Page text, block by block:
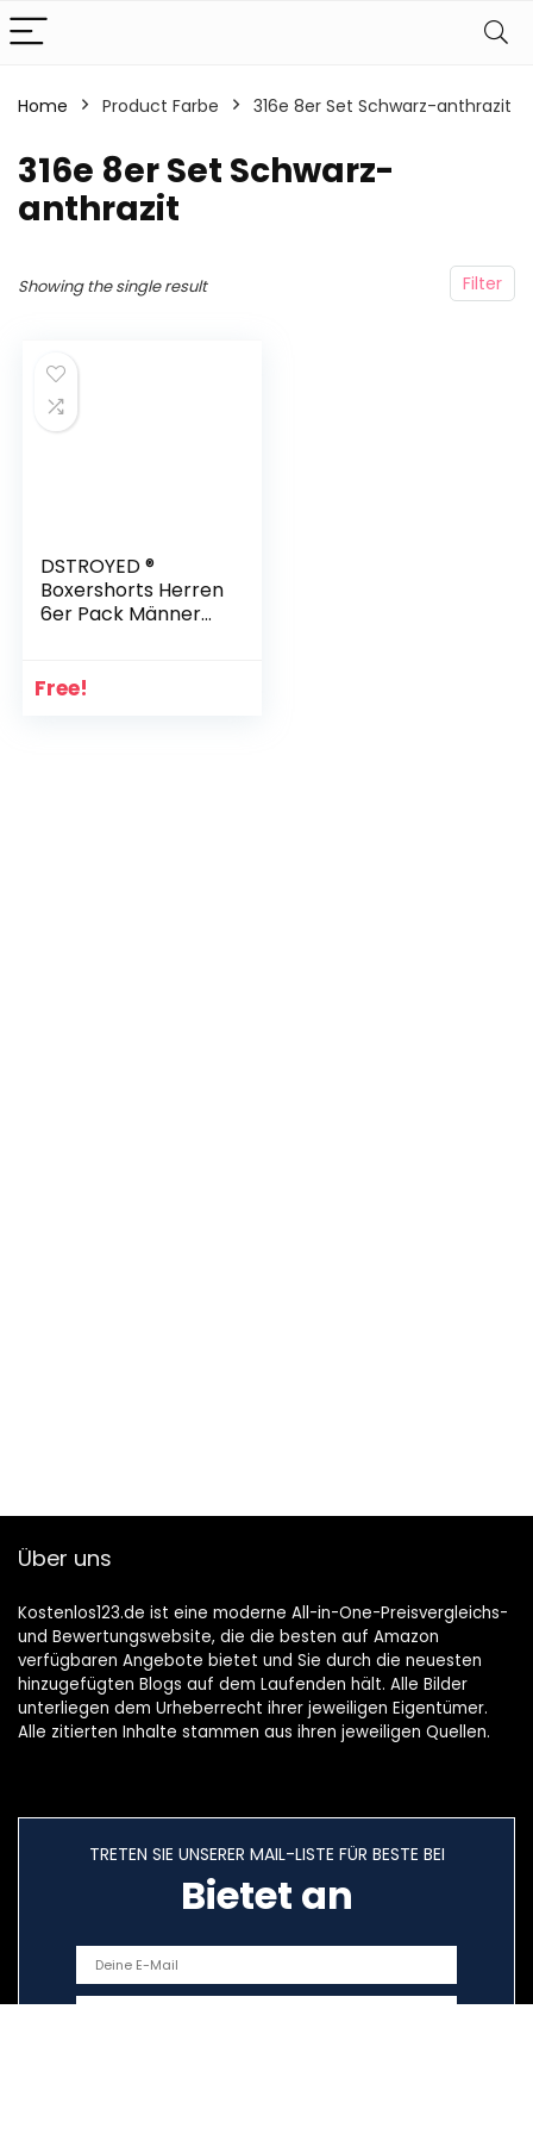
Home Product Farbe 316e 8er Set Schwarz-anthrazit
316e 8er Set Schwarz-
anthrazit
Filter
Showing the single result
DSTROYED ®
Boxershorts Herren
6er Pack Männer
Retroshorts 606
Free!
Über uns
Kostenlos123.de ist eine moderne All-in-One-Preisvergleichs-
und Bewertungswebsite, die die besten auf Amazon
verfügbaren Angebote bietet und Sie durch die neuesten
hinzugefügten Blogs auf dem Laufenden hält. Alle Bilder
unterliegen dem Urheberrecht ihrer jeweiligen Eigentümer.
Alle zitierten Inhalte stammen aus ihren jeweiligen Quellen.
TRETEN SIE UNSERER MAIL-LISTE FÜR BESTE BEI
Bietet an